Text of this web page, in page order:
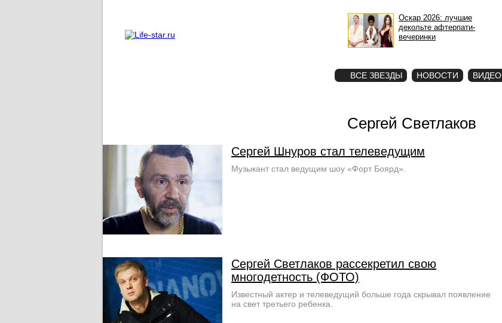
Оскар 2026: лучшие
декольте афтерпати-
вечеринки
ВСЕ ЗВЕЗДЫ НОВОСТИ ВИДЕО
Сергей Светлаков
Сергей Шнуров стал телеведущим
Музыкант стал ведущим шоу «Форт Боярд».
Сергей Светлаков рассекретил свою
многодетность (ФОТО)
Известный актер и телеведущий больше года скрывал появление
на свет третьего ребенка.